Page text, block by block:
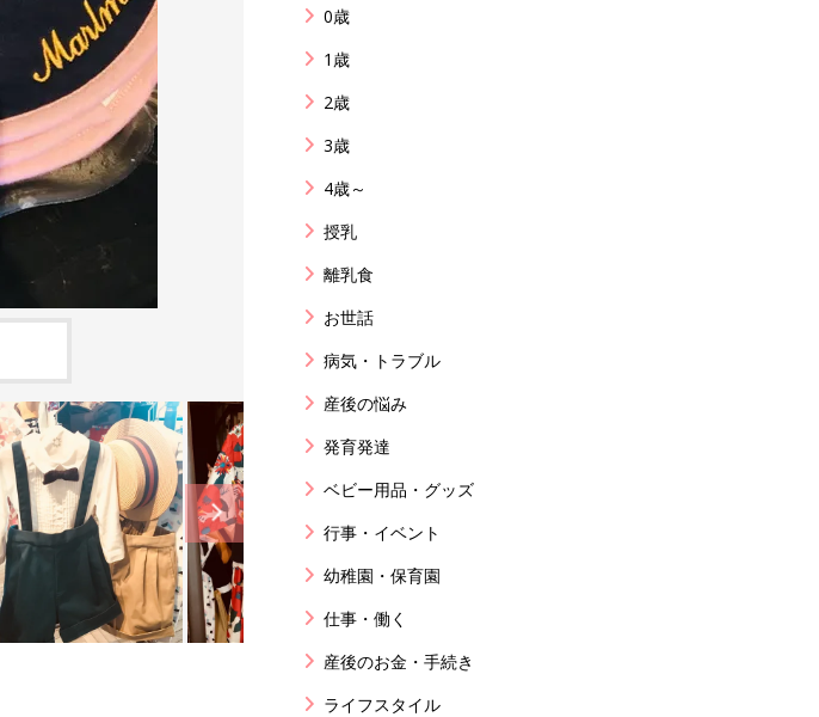
0歳
1歳
2歳
3歳
4歳～
授乳
離乳食
お世話
病気・トラブル
産後の悩み
発育発達
ベビー用品・グッズ
行事・イベント
幼稚園・保育園
仕事・働く
産後のお金・手続き
ライフスタイル